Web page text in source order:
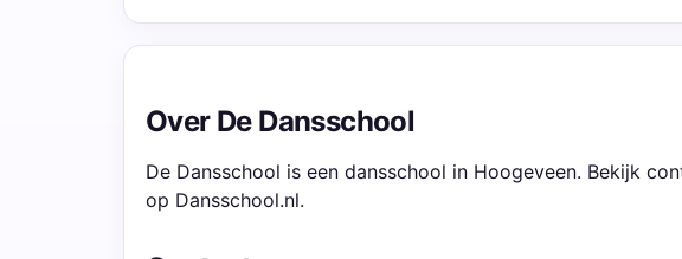
Over De Dansschool
De Dansschool is een dansschool in Hoogeveen. Bekijk
op Dansschool.nl.